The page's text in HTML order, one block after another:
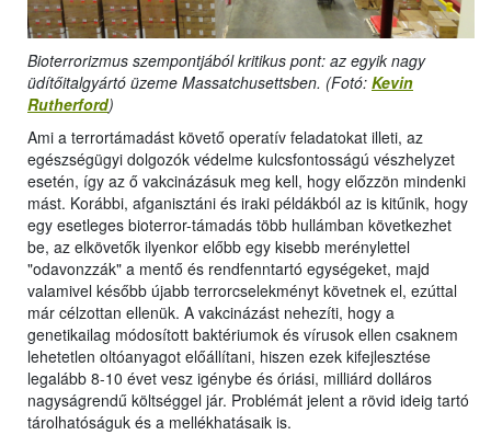
Bioterrorizmus szempontjából kritikus pont: az egyik nagy
üdítőitalgyártó üzeme Massatchusettsben. (Fotó: Kevin
Rutherford)
Ami a terrortámadást követő operatív feladatokat illeti, az
egészségügyi dolgozók védelme kulcsfontosságú vészhelyzet
esetén, így az ő vakcinázásuk meg kell, hogy előzzön mindenki
mást. Korábbi, afganisztáni és iraki példákból az is kitűnik, hogy
egy esetleges bioterror-támadás több hullámban következhet
be, az elkövetők ilyenkor előbb egy kisebb merénylettel
"odavonzzák" a mentő és rendfenntartó egységeket, majd
valamivel később újabb terrorcselekményt követnek el, ezúttal
már célzottan ellenük. A vakcinázást nehezíti, hogy a
genetikailag módosított baktériumok és vírusok ellen csaknem
lehetetlen oltóanyagot előállítani, hiszen ezek kifejlesztése
legalább 8-10 évet vesz igénybe és óriási, milliárd dolláros
nagyságrendű költséggel jár. Problémát jelent a rövid ideig tartó
tárolhatóságuk és a mellékhatásaik is.